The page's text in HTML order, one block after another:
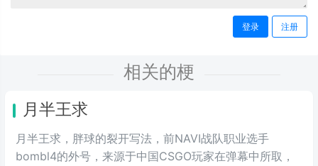
登录 注册
相关的梗
月半王求
月半王求，胖球的裂开写法，前NAVI战队职业选手
bombl4的外号，来源于中国CSGO玩家在弹幕中所取，